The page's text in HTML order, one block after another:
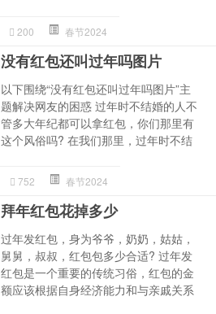
200 春节2024
没有红包还叫过年吗图片
以下围绕“没有红包还叫过年吗图片”主
题解决网友的困惑 过年时不结婚的人不
管多大年纪都可以拿红包，你们那里有
这个风俗吗? 在我们那里，过年时不结
752 春节2024
拜年红包花掉多少
过年发红包，身为爷爷，奶奶，姑姑，
舅舅，叔叔，红包包多少合适? 过年发
红包是一个重要的传统习俗，红包的金
额应该根据自身经济能力和与亲戚关系